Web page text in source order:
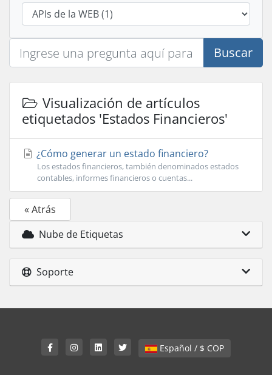
Buscar
Visualización de artículos
etiquetados 'Estados Financieros'
¿Cómo generar un estado financiero?
Los estados financieros, también denominados estados
contables, informes financieros o cuentas...
« Atrás
Nube de Etiquetas
Soporte
Español / $ COP